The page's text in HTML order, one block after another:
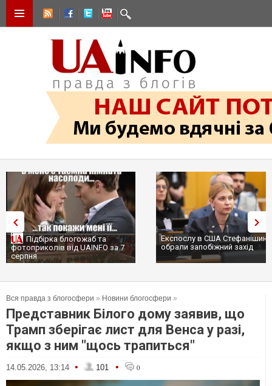
Підбірка блогожаб та
фотоприколів від UAINFO за 7
серпня
Експослу в США
обрали запобіжний захід
Вся правда з блогосфери » Новини блогосфери »
Представник Білого дому заявив, що
Трамп зберігає лист для Венса у разі,
якщо з ним "щось трапиться"
14.05.2026, 13:14 • 101 • 0